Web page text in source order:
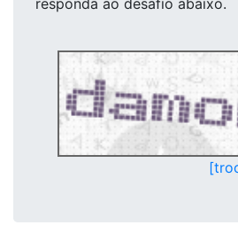
responda ao desafio abaixo.